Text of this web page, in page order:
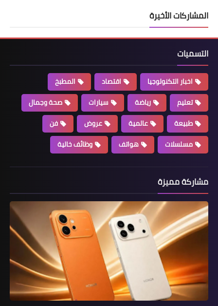
المشاركات الأخيرة
التسميات
اخبار التكنولوجيا اقتصاد
المطبخ
تعليم
رياضة سيارات
صحة وجمال
طبيعة
عالمية عروض
فن
مسلسلات
هواتف وظائف خالية
مشاركة مميزة